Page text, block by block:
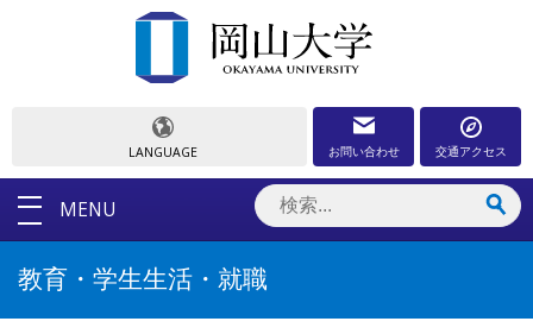
LANGUAGE お問い合わせ 交通アクセス
MENU
教育・学生生活・就職